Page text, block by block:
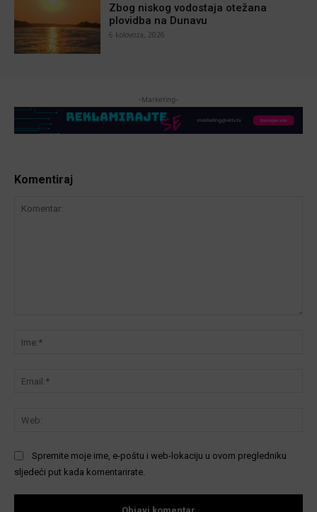
Zbog niskog vodostaja otežana
plovidba na Dunavu
6 kolovoza, 2026
-Marketing-
Komentiraj
Spremite moje ime, e-poštu i web-lokaciju u ovom pregledniku
sljedeći put kada komentarirate.